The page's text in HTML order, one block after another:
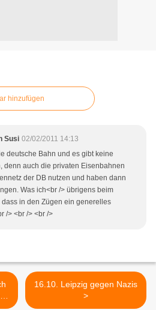
hinzufügen
Susi 02/02/2011 14:13
deutsche Bahn und es gibt keine
denn auch die privaten Eisenbahnen
der DB nutzen und haben dann
Was ich<br /> übrigens beim
dass in den Zügen ein generelles
/> <br /> <br />
16.10. Leipzig gegen Nazis
>